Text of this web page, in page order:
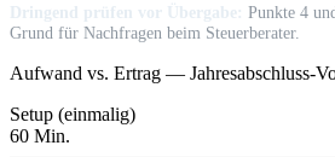
Dringend prüfen vor Übergabe: Punkte 4
Grund für Nachfragen beim Steuerberater.
Aufwand vs. Ertrag — Jahresabschluss-
Setup (einmalig)
60 Min.